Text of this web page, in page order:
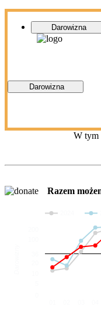
Darowizna
Darowizna
W tym
Razem